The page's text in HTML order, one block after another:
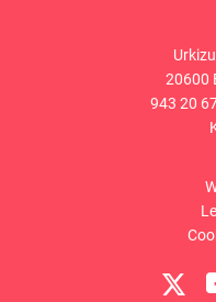
20600
943 20